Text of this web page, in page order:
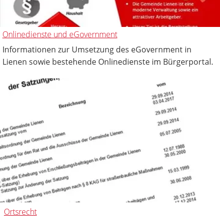
Onlinedienste und eGovernment
Informationen zur Umsetzung des eGovernment in
Lienen sowie bestehende Onlinedienste im Bürgerportal.
Ortsrecht